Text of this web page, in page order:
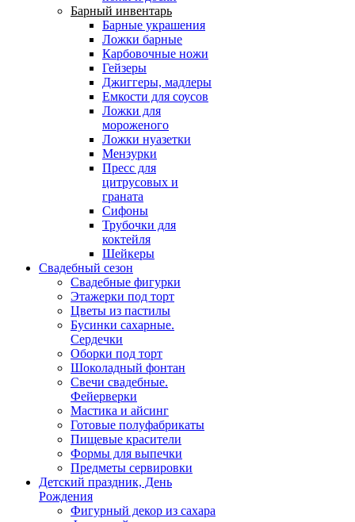
Барный инвентарь
Барные украшения
Ложки барные
Карбовочные ножи
Гейзеры
Джиггеры, мадлеры
Емкости для соусов
Ложки для
мороженого
Ложки нуазетки
Мензурки
Пресс для
цитрусовых и
граната
Сифоны
Трубочки для
коктейля
Шейкеры
Свадебный сезон
Свадебные фигурки
Этажерки под торт
Цветы из пастилы
Бусинки сахарные.
Сердечки
Оборки под торт
Шоколадный фонтан
Свечи свадебные.
Фейерверки
Мастика и айсинг
Готовые полуфабрикаты
Пищевые красители
Формы для выпечки
Предметы сервировки
Детский праздник, День
Рождения
Фигурный декор из сахара